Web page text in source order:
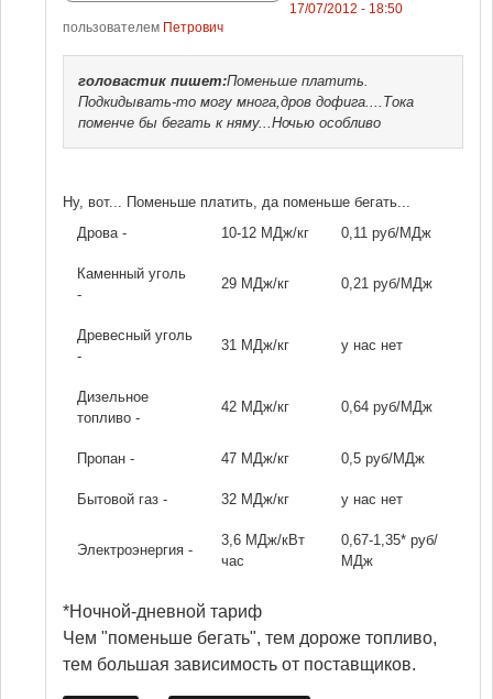
17/07/2012 - 18:50
пользователем Петрович
головастик пишет:Поменьше платить.
Подкидывать-то могу многа,дров дофига....Тока
поменче бы бегать к няму...Ночью особливо
Ну, вот... Поменьше платить, да поменьше бегать...
Дрова -
10-12 МДж/кг 0,11 руб/МДж
Каменный уголь
-
29 МДж/кг 0,21 руб/МДж
Древесный уголь
-
31 МДж/кг у нас нет
Дизельное
топливо -
42 МДж/кг 0,64 руб/МДж
Пропан - 47 МДж/кг 0,5 руб/МДж
Бытовой газ - 32 МДж/кг у нас нет
Электроэнергия -
3,6 МДж/кВт
час
0,67-1,35* руб/
МДж
*Ночной-дневной тариф
Чем "поменьше бегать", тем дороже топливо,
тем большая зависимость от поставщиков.